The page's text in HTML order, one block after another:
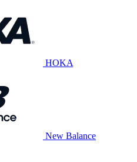
HOKA
New Balance